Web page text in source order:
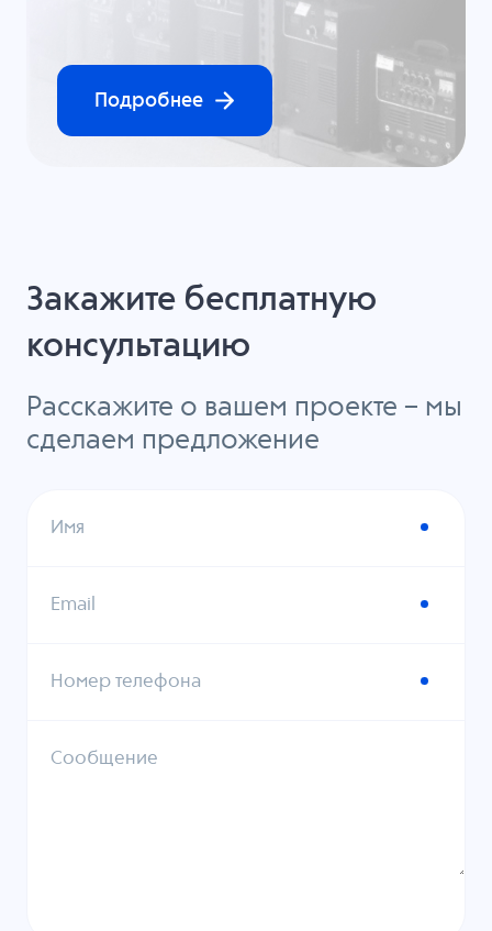
Подробнее
Закажите бесплатную
консультацию
Расскажите о вашем проекте – мы
сделаем предложение
Имя
Email
Номер телефона
Сообщение